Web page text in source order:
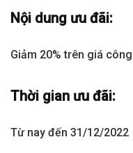
Nội dung ưu đãi:
Giảm 20% trên giá
Thời gian ưu đãi:
Từ nay đến 31/12/2022